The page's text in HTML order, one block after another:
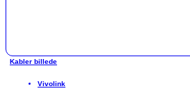
Kabler billede
Vivolink